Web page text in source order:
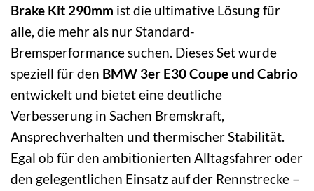
Brake Kit 290mm ist die ultimative Lösung für
alle, die mehr als nur Standard-
Bremsperformance suchen. Dieses Set wurde
speziell für den BMW 3er E30 Coupe und Cabrio
entwickelt und bietet eine deutliche
Verbesserung in Sachen Bremskraft,
Ansprechverhalten und thermischer Stabilität.
Egal ob für den ambitionierten Alltagsfahrer oder
den gelegentlichen Einsatz auf der Rennstrecke –